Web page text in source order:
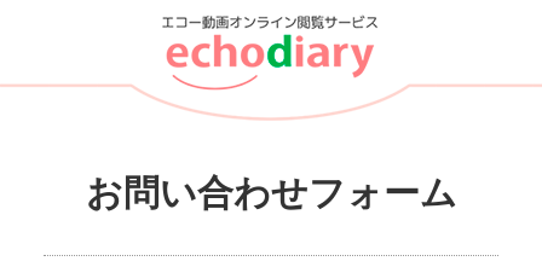
お問い合わせフォーム